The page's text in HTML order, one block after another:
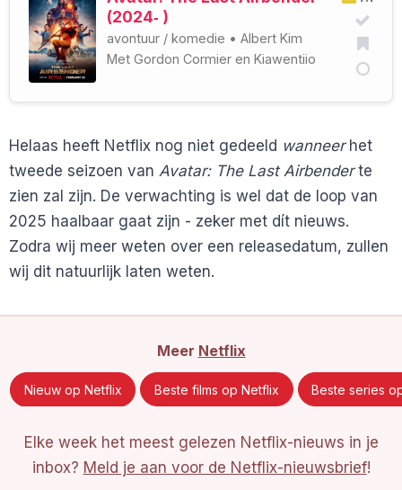
(2024‑ )
avontuur / komedie • Albert Kim
Met Gordon Cormier en Kiawentiio
Helaas heeft Netflix nog niet gedeeld wanneerhet
tweede seizoen van Avatar: The Last Airbenderte
zien zal zijn. De verwachting is wel dat de loop van
2025 haalbaar gaat zijn - zeker met dít nieuws.
Zodra wij meer weten over een releasedatum, zullen
wij dit natuurlijk laten weten.
Meer Netflix
Nieuw op Netflix Beste films op Netflix Beste series
Elke week het meest gelezen Netflix-nieuws in je
inbox? Meld je aan voor de Netflix-nieuwsbrief!